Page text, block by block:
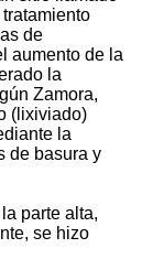
de
aumento de la
la
Zamora,
(lixiviado)
la
de basura y
parte alta,
se hizo